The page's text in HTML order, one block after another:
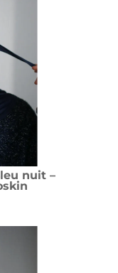
nuit –